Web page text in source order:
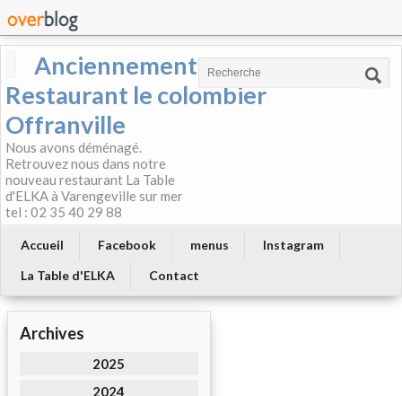
Anciennement
Restaurant le colombier
Offranville
Nous avons déménagé.
Retrouvez nous dans notre
nouveau restaurant La Table
d'ELKA à Varengeville sur mer
tel : 02 35 40 29 88
Accueil Facebook menus
Instagram
La Table d'ELKA
Contact
Archives
2025
2024